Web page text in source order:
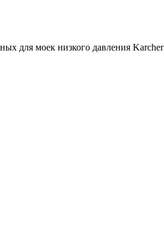
для моек низкого давления Karcher